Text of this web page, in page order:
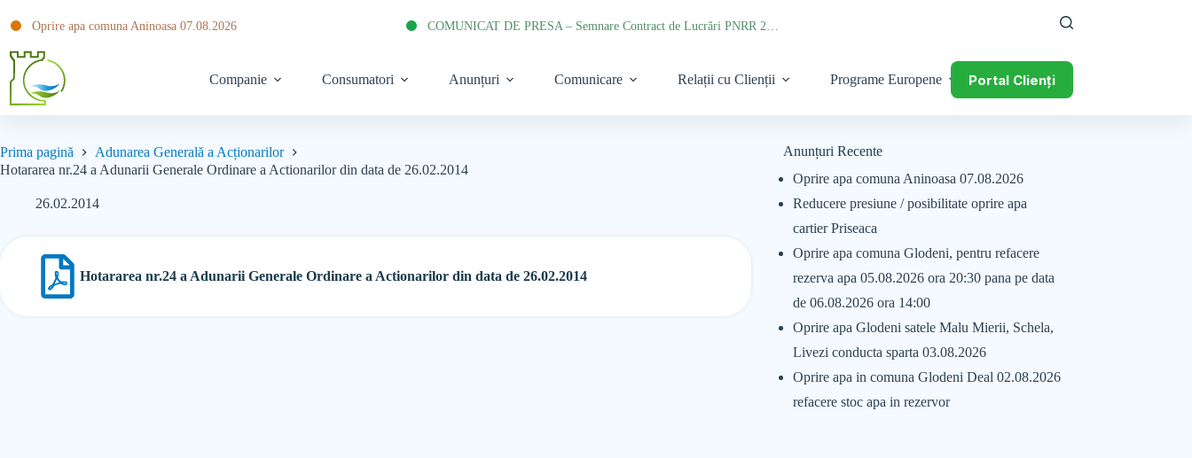
Oprire apa comuna Aninoasa 07.08.2026
Companie Consumatori Anunțuri Comunicare Relații cu Clienții Programe Europene Portal Clienți
Prima pagină
Adunarea Generală a Acționarilor
Hotararea nr.24 a Adunarii Generale Ordinare a Actionarilor din data de 26.02.2014
26.02.2014
Hotararea nr.24 a Adunarii Generale Ordinare a Actionarilor din data de 26.02.2014
Anunțuri Recente
Oprire apa comuna Aninoasa 07.08.2026
Reducere presiune / posibilitate oprire apa
cartier Priseaca
Oprire apa comuna Glodeni, pentru refacere
rezerva apa 05.08.2026 ora 20:30 pana pe data
de 06.08.2026 ora 14:00
Oprire apa Glodeni satele Malu Mierii, Schela,
Livezi conducta sparta 03.08.2026
Oprire apa in comuna Glodeni Deal 02.08.2026
refacere stoc apa in rezervor